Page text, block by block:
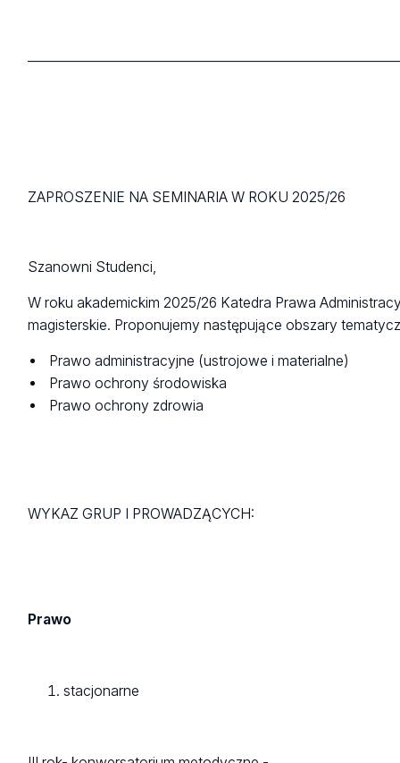
ZAPROSZENIE NA SEMINARIA W ROKU 2025/26
Szanowni Studenci,
W roku akademickim 2025/26 Katedra Prawa
magisterskie. Proponujemy następujące obszary
Prawo administracyjne (ustrojowe i materialne)
Prawo ochrony środowiska
Prawo ochrony zdrowia
WYKAZ GRUP I PROWADZĄCYCH:
Prawo
stacjonarne